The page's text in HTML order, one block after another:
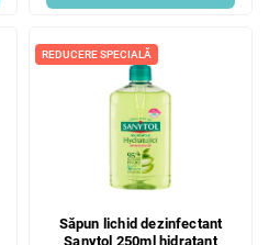
REDUCERE SPECIALĂ
Săpun lichid dezinfectant
Sanytol 250ml hidratant